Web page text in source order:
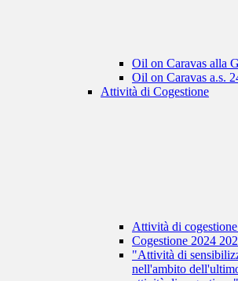
Oil on Caravas alla
Oil on Caravas a.s.
Attività di Cogestione
Attività di
Cogestione 2024
"Attività di
nell'ambito